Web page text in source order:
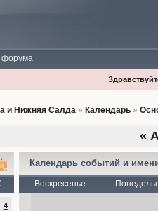
форума
и Нижняя Салда» Календарь»
«
4
Календарь событий и
Воскресенье